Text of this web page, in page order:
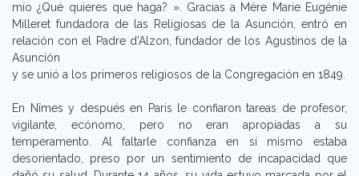
mío ¿Qué quieres que haga? ». Gracias a Mère Marie Eugénie
Milleret fundadora de las Religiosas de la Asunción, entró en
relación con el Padre d’Alzon, fundador de los Agustinos de la
Asunción
y se unió a los primeros religiosos de la Congregación en 1849.
En Nîmes y después en Paris le confiaron tareas de profesor,
vigilante, ecónomo, pero no eran apropiadas a su
temperamento. Al faltarle confianza en sí mismo estaba
desorientado, preso por un sentimiento de incapacidad que